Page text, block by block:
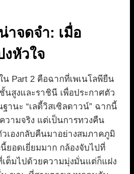
าจดจำ: เมื่อ
งหัวใจ
น Part 2 คือฉากที่เพเนโลพียืน
นสูงและราชินี เพื่อประกาศตัว
านะ “เลดี้วิสเซิลดาวน์” ฉากนี้
วามจริง แต่เป็นการทวงคืน
เองกลับคืนมาอย่างสมภาคภูมิ
ยอดเยี่ยมมาก กล้องจับไปที่
เต็มไปด้วยความมุ่งมั่นแต่ก็แฝง